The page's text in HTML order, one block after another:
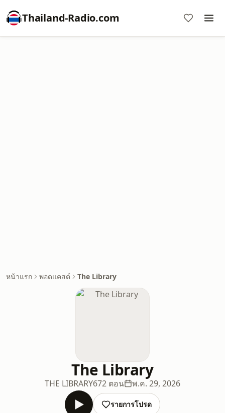
Thailand-Radio.com
หน้าแรก พอดแคสต์ The Library
The Library
THE LIBRARY672 ตอน พ.ค. 29, 2026
รายการโปรด